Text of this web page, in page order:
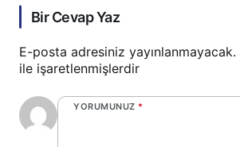
Bir Cevap Yaz
E-posta adresiniz yayınlanmayacak.
ile işaretlenmişlerdir
YORUMUNUZ *